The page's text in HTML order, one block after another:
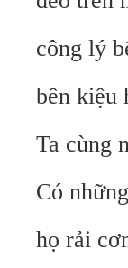
công lý
bên kiệu
Ta cùng
Có
họ rải